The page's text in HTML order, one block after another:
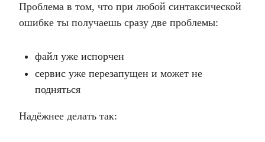
Проблема в том, что при любой синтаксической
ошибке ты получаешь сразу две проблемы:
файл уже испорчен
сервис уже перезапущен и может не
подняться
Надёжнее делать так: